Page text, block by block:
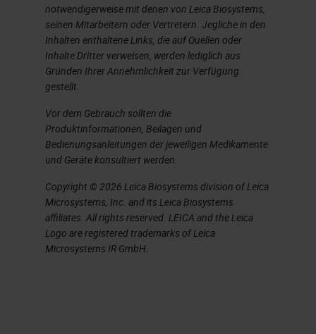
notwendigerweise mit denen von Leica Biosystems,
seinen Mitarbeitern oder Vertretern. Jegliche in den
Inhalten enthaltene Links, die auf Quellen oder
Inhalte Dritter verweisen, werden lediglich aus
Gründen Ihrer Annehmlichkeit zur Verfügung
gestellt.
Vor dem Gebrauch sollten die
Produktinformationen, Beilagen und
Bedienungsanleitungen der jeweiligen Medikamente
und Geräte konsultiert werden.
Copyright © 2026 Leica Biosystems division of Leica
Microsystems, Inc. and its Leica Biosystems
affiliates. All rights reserved. LEICA and the Leica
Logo are registered trademarks of Leica
Microsystems IR GmbH.